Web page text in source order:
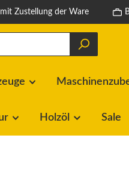
Zustellung der Ware
Holzöl Sale